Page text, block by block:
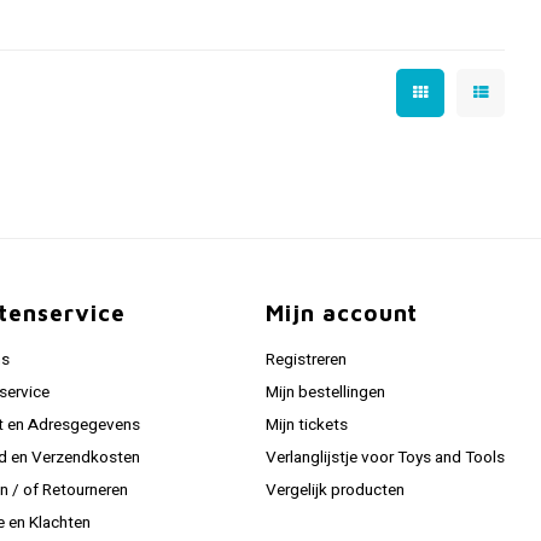
en Adresgegevens
en Verzendkosten
/ of Retourneren
en Klachten
Mijn account
Registreren
Mijn bestellingen
Mijn tickets
Verlanglijstje voor Toys and Tools
Vergelijk producten